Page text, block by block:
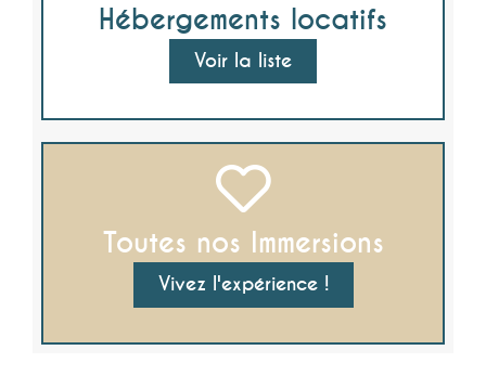
Hébergements locatifs
Voir la liste
Toutes nos Immersions
Vivez l'expérience !